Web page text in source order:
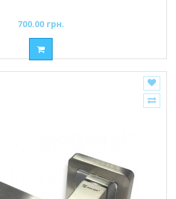
700.00 грн.